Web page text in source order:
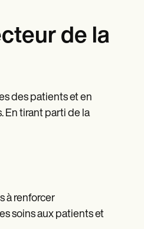
de la
des patients et en
En tirant parti de la
à renforcer
soins aux patients et